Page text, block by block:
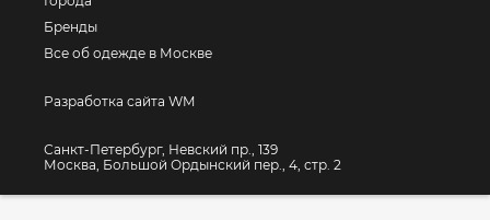
Бренды
Все об одежде в Москве
Разработка сайта WM
Санкт-Петербург, Невский пр., 139
Москва, Большой Ордынский пер., 4, стр. 2